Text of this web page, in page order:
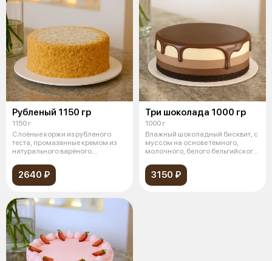
Рубленый 1150 гр
1150 г
Слоёные коржи из рубленого
теста, промазанные кремом из
натурального варёного
2640 ₽
Три шоколада 1000 гр
1000 г
Влажный шоколадный бисквит, с
муссом на основе тёмного,
молочного, белого бельгийского
3150 ₽